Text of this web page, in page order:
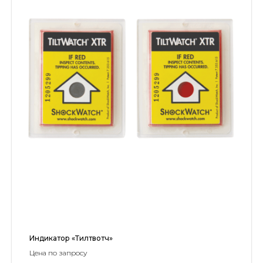
Индикатор «Тилтвотч»
Цена по запросу